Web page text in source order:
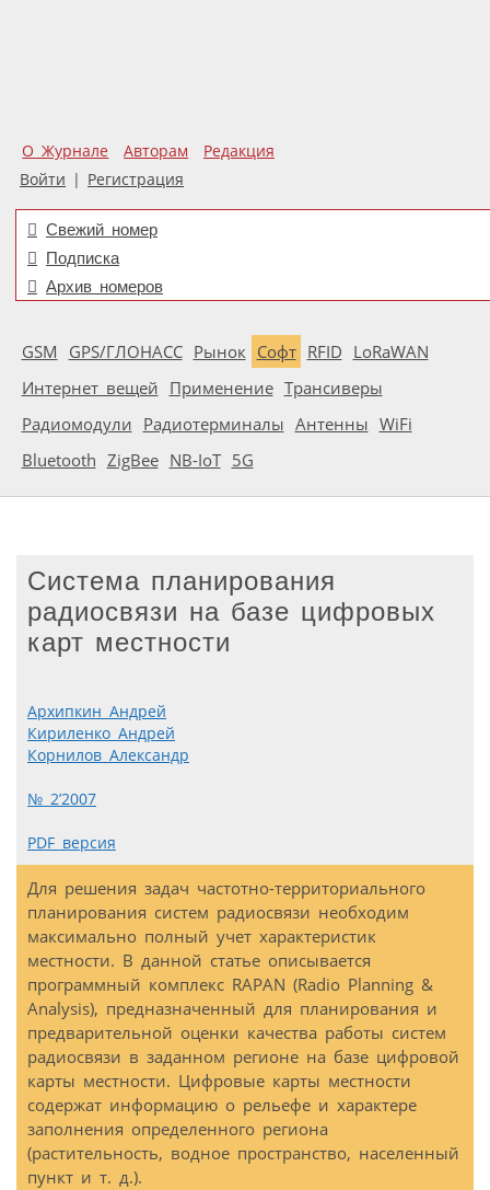
О Журнале Авторам
Редакция
Войти | Регистрация
Свежий номер
Подписка
Архив номеров
GSM GPS/ГЛОНАСС Рынок Софт RFID LoRaWAN
Интернет вещей Применение Трансиверы
Радиомодули Радиотерминалы Антенны WiFi
Bluetooth ZigBee NB-IoT 5G
Система планирования
радиосвязи на базе цифровых
карт местности
Архипкин Андрей
Кириленко Андрей
Корнилов Александр
№ 2’2007
PDF версия
Для решения задач частотно-территориального
планирования систем радиосвязи необходим
максимально полный учет характеристик
местности. В данной статье описывается
программный комплекс RAPAN (Radio Planning &
Analysis), предназначенный для планирования и
предварительной оценки качества работы систем
радиосвязи в заданном регионе на базе цифровой
карты местности. Цифровые карты местности
содержат информацию о рельефе и характере
заполнения определенного региона
(растительность, водное пространство, населенный
пункт и т. д.).